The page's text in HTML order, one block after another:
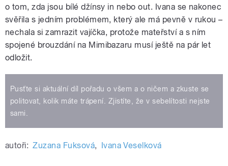
o tom, zda jsou bílé džínsy in nebo out. Ivana se nakonec
svěřila s jedním problémem, který ale má pevně v rukou –
nechala si zamrazit vajíčka, protože mateřství a s ním
spojené brouzdání na Mimibazaru musí ještě na pár let
odložit.
Pusťte si aktuální díl pořadu o všem a o ničem a zkuste se
politovat, kolik máte trápení. Zjistíte, že v sebelítosti nejste
sami.
autoři: Zuzana Fuksová, Ivana Veselková